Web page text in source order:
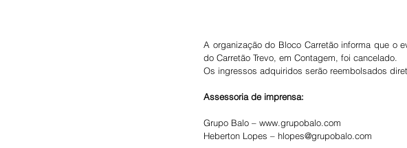
A organização do Bloco Carretão informa que o
do Carretão Trevo, em Contagem, foi cancelado.
Os ingressos adquiridos serão reembolsados
Assessoria de imprensa:
Grupo Balo – www.grupobalo.com
Heberton Lopes – hlopes@grupobalo.com